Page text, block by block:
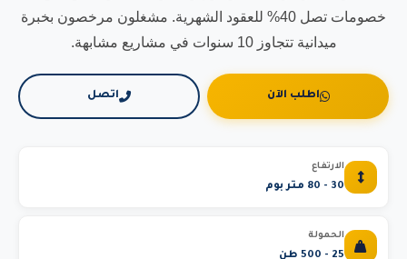
خصومات تصل 40% للعقود الشهرية. مشغلون مرخصون بخبرة
ميدانية تتجاوز 10 سنوات في مشاريع مشابهة.
اطلب الآن اتصل
الارتفاع
30 - 80 متر بوم
الحمولة
25 - 500 طن